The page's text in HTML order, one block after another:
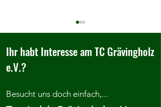
Adcourt SOMMERCAMP 2026
Ihr habt Interesse am TC Grävingholz
e.V.?
Besucht uns doch einfach,...